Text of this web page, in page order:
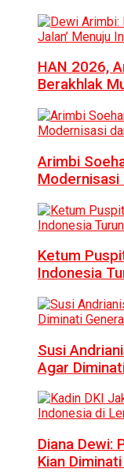
HAN 2026,
Berakhlak
Arimbi
Modernisasi
Ketum
Indonesia
Susi
Agar
Diana Dewi:
Kian